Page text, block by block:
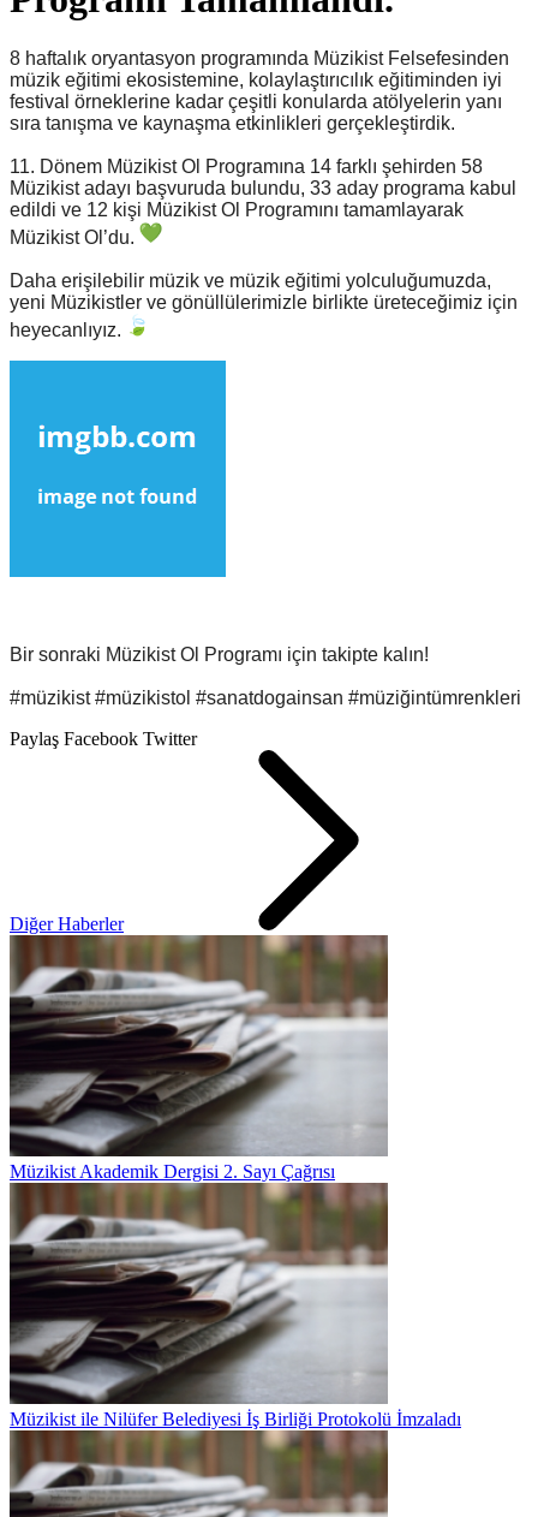
8 haftalık oryantasyon programında Müzikist Felsefesinden
müzik eğitimi ekosistemine, kolaylaştırıcılık eğitiminden iyi
festival örneklerine kadar çeşitli konularda atölyelerin yanı
sıra tanışma ve kaynaşma etkinlikleri gerçekleştirdik.
11. Dönem Müzikist Ol Programına 14 farklı şehirden 58
Müzikist adayı başvuruda bulundu, 33 aday programa kabul
edildi ve 12 kişi Müzikist Ol Programını tamamlayarak
Müzikist Ol’du.
Daha erişilebilir müzik ve müzik eğitimi yolculuğumuzda,
yeni Müzikistler ve gönüllülerimizle birlikte üreteceğimiz için
heyecanlıyız.
Bir sonraki Müzikist Ol Programı için takipte kalın!
#müzikist #müzikistol #sanatdogainsan #müziğintümrenkleri
Paylaş Facebook Twitter
Diğer Haberler
Müzikist Akademik Dergisi 2. Sayı Çağrısı
Müzikist ile Nilüfer Belediyesi İş Birliği Protokolü İmzaladı